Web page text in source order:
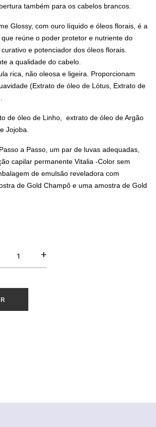
também para os cabelos brancos.
Glossy, com ouro líquido e óleos florais, é a
reúne o poder protetor e nutriente do
e potenciador dos óleos florais.
a qualidade do cabelo.
rica, não oleosa e ligeira. Proporcionam
(Extrato de óleo de Lótus, Extrato de
de óleo de Linho, extrato de óleo de Argão
Jojoba.
a Passo, um par de luvas adequadas,
capilar permanente Vitalia -Color sem
de emulsão reveladora com
de Gold Champô e uma amostra de Gold
+